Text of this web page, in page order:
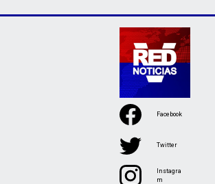
Facebook
Twitter
Instagra
m